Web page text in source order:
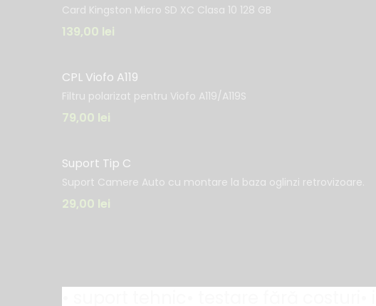
Card Kingston Micro SD XC Clasa 10 128 GB
139,00 lei
CPL Viofo A119
Filtru polarizat pentru Viofo A119/A119S
79,00 lei
Suport Tip C
Suport Camere Auto cu montare la baza oglinzi retrovizoare.
29,00 lei